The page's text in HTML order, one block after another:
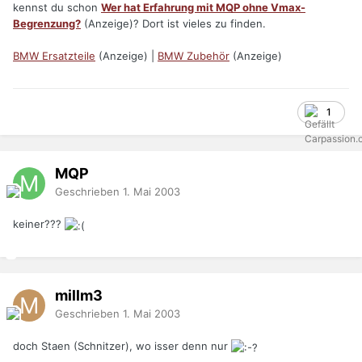
kennst du schon Wer hat Erfahrung mit MQP ohne Vmax-
Begrenzung? (Anzeige)? Dort ist vieles zu finden.
BMW Ersatzteile (Anzeige) | BMW Zubehör (Anzeige)
1
MQP
Geschrieben 1. Mai 2003
keiner???
millm3
Geschrieben 1. Mai 2003
doch Staen (Schnitzer), wo isser denn nur